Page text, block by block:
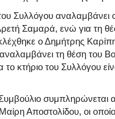
Συλλόγου
Σαμαρά, ενώ για τη
ο Δημήτρης
τη θέση του
το κτήριο του Συλλόγου
Συμβούλιο συμπληρώνεται
Αποστολίδου, οι